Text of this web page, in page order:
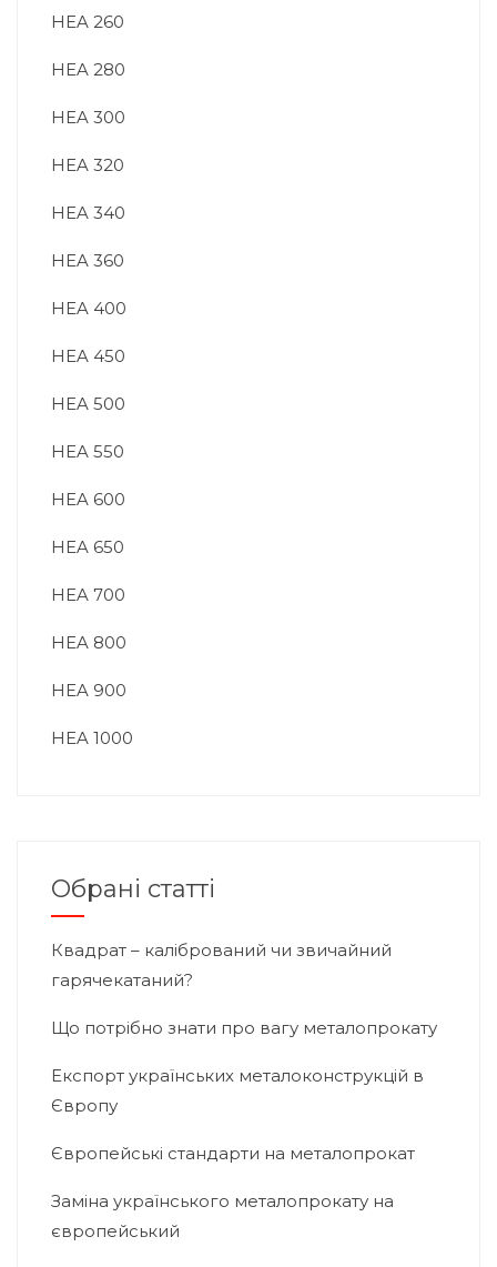
HEA 260
HEA 280
HEA 300
HEA 320
HEA 340
HEA 360
HEA 400
HEA 450
HEA 500
HEA 550
HEA 600
HEA 650
HEA 700
HEA 800
HEA 900
HEA 1000
Обрані статті
Квадрат – калібрований чи звичайний
гарячекатаний?
Що потрібно знати про вагу металопрокату
Експорт українських металоконструкцій в
Європу
Європейські стандарти на металопрокат
Заміна українського металопрокату на
європейський